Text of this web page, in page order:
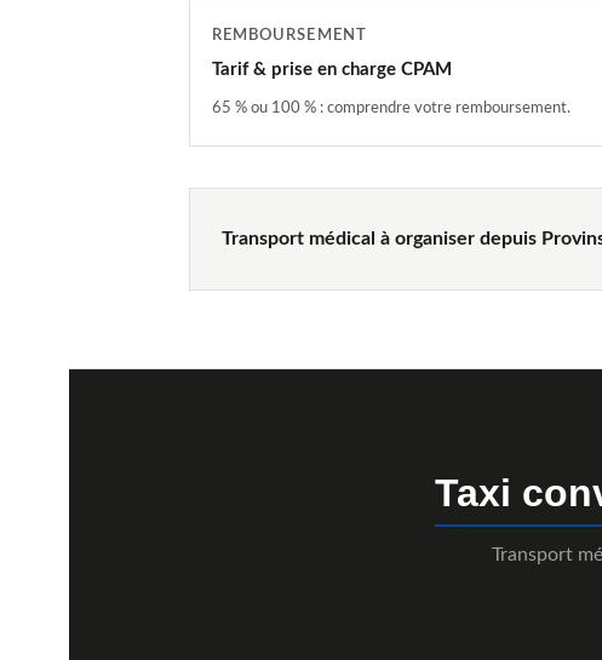
REMBOURSEMENT
Tarif & prise en charge CPAM
65 % ou 100 % : comprendre votre remboursement.
Transport médical à organiser depuis
Taxi
Transport